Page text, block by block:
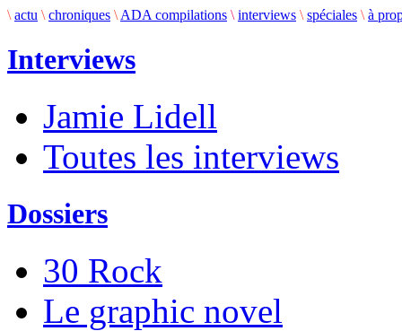
\ actu \ chroniques \ ADA compilations \ interviews \ spéciales \ à
Interviews
Jamie Lidell
Toutes les interviews
Dossiers
30 Rock
Le graphic novel